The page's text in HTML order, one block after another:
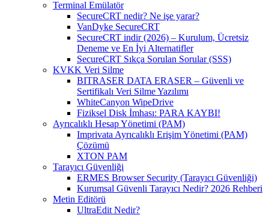
Terminal Emülatör
SecureCRT nedir? Ne işe yarar?
VanDyke SecureCRT
SecureCRT indir (2026) – Kurulum, Ücretsiz
Deneme ve En İyi Alternatifler
SecureCRT Sıkça Sorulan Sorular (SSS)
KVKK Veri Silme
BITRASER DATA ERASER – Güvenli ve
Sertifikalı Veri Silme Yazılımı
WhiteCanyon WipeDrive
Fiziksel Disk İmhası: PARA KAYBI!
Ayrıcalıklı Hesap Yönetimi (PAM)
Imprivata Ayrıcalıklı Erişim Yönetimi (PAM)
Çözümü
XTON PAM
Tarayıcı Güvenliği
ERMES Browser Security (Tarayıcı Güvenliği)
Kurumsal Güvenli Tarayıcı Nedir? 2026 Rehberi
Metin Editörü
UltraEdit Nedir?